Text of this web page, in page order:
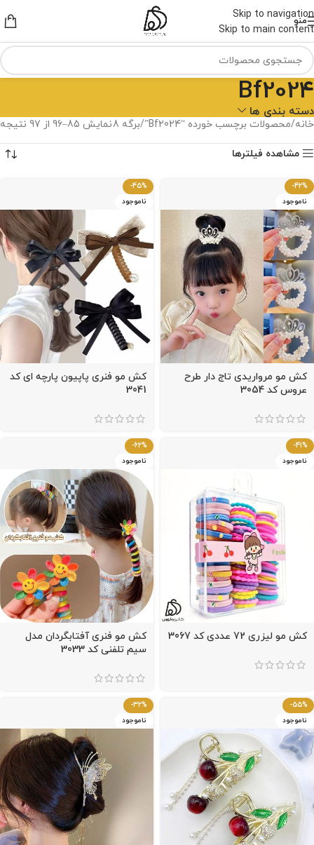
Skip to navigation
Skip to main content
منو
Bf2024
دسته بندی ها
خانه محصولات برچسب خورده “Bf2024” برگه 8 نمایش 85–96 از 97 نتیجه
مشاهده فیلترها
-42%
ناموجود
کش مو‌ مرواریدی تاج دار طرح
عروس کد 3054
-45%
ناموجود
کش مو فنری پاپیون پارچه ای کد
3041
-41%
ناموجود
کش مو لیزری 72 عددی کد 3067
-62%
ناموجود
کش مو فنری آفتابگردان مدل
سیم تلفنی کد 3033
-55%
ناموجود
-32%
ناموجود